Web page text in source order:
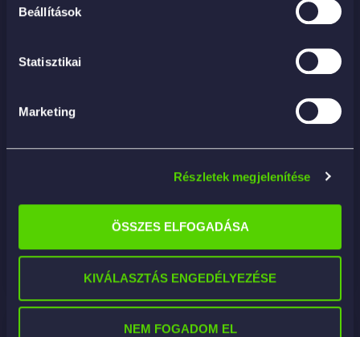
Beállítások
Statisztikai
Marketing
Részletek megjelenítése
ÖSSZES ELFOGADÁSA
KIVÁLASZTÁS ENGEDÉLYEZÉSE
NEM FOGADOM EL
DMC6 – DA Microfibre Cutting Pad 6″ (2db)
23 000Ft
KOSÁRBA